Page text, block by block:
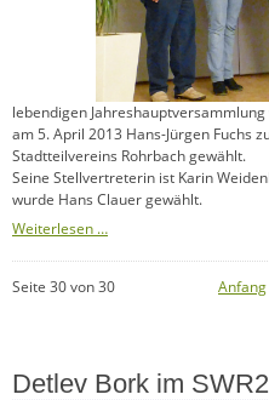
lebendigen Jahreshauptversammlung
am 5. April 2013 Hans-Jürgen Fuchs
Stadtteilvereins Rohrbach gewählt.
Seine Stellvertreterin ist Karin
wurde Hans Clauer gewählt.
Weiterlesen …Neuer
Seite 30 von 30
Anfang
Detlev Bork im